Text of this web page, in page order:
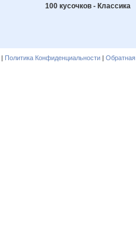
100 кусочков - Классика
| Политика Конфиденциальности | Обратная